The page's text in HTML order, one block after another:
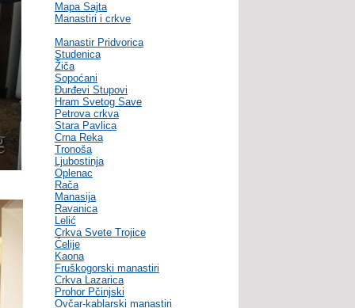
Mapa Sajta
Manastiri i crkve
Manastir Pridvorica
Studenica
Žiča
Sopoćani
Đurđevi Stupovi
Hram Svetog Save
Petrova crkva
Stara Pavlica
Crna Reka
Tronoša
Ljubostinja
Oplenac
Rača
Manasija
Ravanica
Lelić
Crkva Svete Trojice
Ćelije
Kaona
Fruškogorski manastiri
Crkva Lazarica
Prohor Pčinjski
Ovčar-kablarski manastiri